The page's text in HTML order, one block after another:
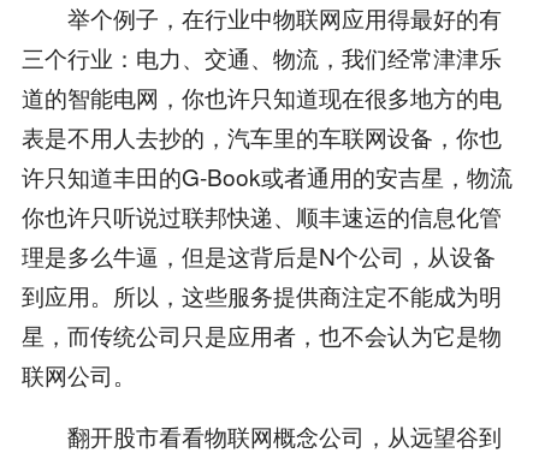
举个例子，在行业中物联网应用得最好的有
三个行业：电力、交通、物流，我们经常津津乐
道的智能电网，你也许只知道现在很多地方的电
表是不用人去抄的，汽车里的车联网设备，你也
许只知道丰田的G-Book或者通用的安吉星，物流
你也许只听说过联邦快递、顺丰速运的信息化管
理是多么牛逼，但是这背后是N个公司，从设备
到应用。所以，这些服务提供商注定不能成为明
星，而传统公司只是应用者，也不会认为它是物
联网公司。
翻开股市看看物联网概念公司，从远望谷到